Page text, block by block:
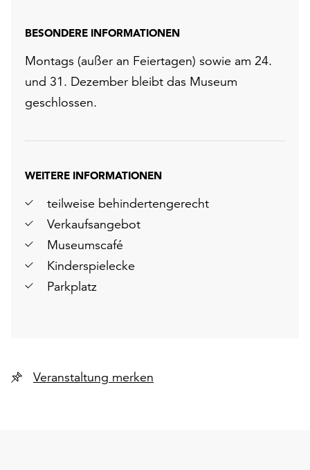
BESONDERE INFORMATIONEN
Montags (außer an Feiertagen) sowie am 24.
und 31. Dezember bleibt das Museum
geschlossen.
WEITERE INFORMATIONEN
teilweise behindertengerecht
Verkaufsangebot
Museumscafé
Kinderspielecke
Parkplatz
Veranstaltung merken